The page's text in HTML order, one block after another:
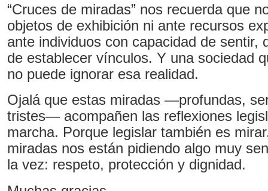
“Cruces de miradas” nos recuerda que
objetos de exhibición ni ante recursos
ante individuos con capacidad de sentir,
de establecer vínculos. Y una sociedad
no puede ignorar esa realidad.
Ojalá que estas miradas —profundas,
tristes— acompañen las reflexiones
marcha. Porque legislar también es
miradas nos están pidiendo algo muy
la vez: respeto, protección y dignidad.